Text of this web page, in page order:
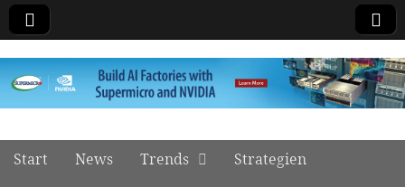
manage it
Main menu
Skip to content
Start News Trends
Strategien